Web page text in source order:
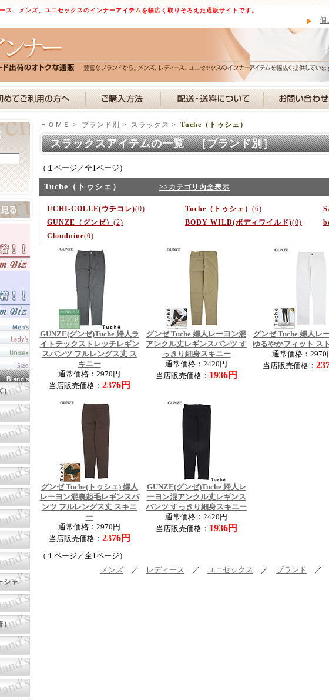
ス、メンズ、ユニセックスのインナーアイテムを幅広く取りそろえた通販サイトです。
個
）
シャ
）
ＨＯＭＥ > ブランド別 > スラックス > Tuche（トゥシェ）
スラックスアイテムの一覧 ［ブランド別］
（１ページ／全1ページ）
Tuche（トゥシェ） >>カテゴリ内全表示
UCHI-COLLE(ウチコレ)(0) Tuche（トゥシェ） (6)
GUNZE（グンゼ） (2) BODY WILD(ボディワイルド)(0)
Cloudnine(0)
GUNZE(グンゼ)Tuche 婦人ラ
イトテックストレッチレギン
スパンツ フルレングス丈 ス
キニー
通常価格：2970円
当店販売価格： 2376円
グンゼ Tuche 婦人レーヨン混
アンクル丈レギンスパンツ す
っきり細身スキニー
通常価格：2420円
当店販売価格： 1936円
グンゼ Tuche 婦人レ
ゆるやかフィット ス
通常価格：2970
当店販売価格：
グンゼ Tuche(トゥシェ) 婦人
レーヨン混裏起毛レギンスパ
ンツ フルレングス丈 スキニ
ー
通常価格：2970円
当店販売価格： 2376円
GUNZE(グンゼ)Tuche 婦人レ
ーヨン混アンクル丈レギンス
パンツ すっきり細身スキニー
通常価格：2420円
当店販売価格： 1936円
（１ページ／全1ページ）
メンズ ／ レディース ／ ユニセックス ／ ブランド ／